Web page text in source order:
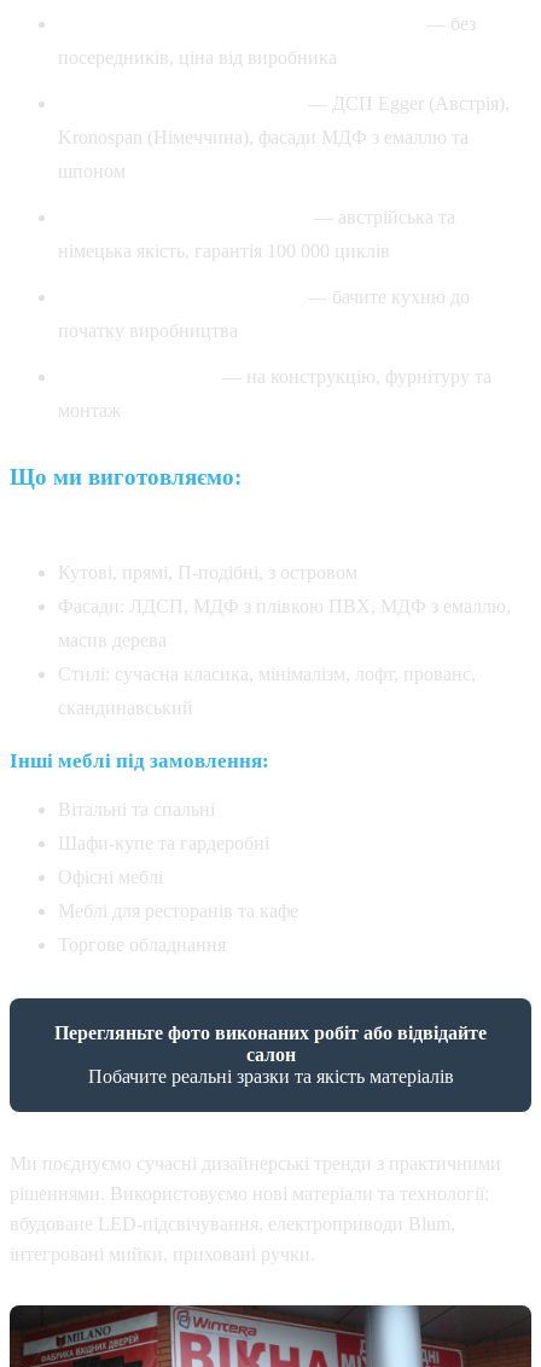
— без
посередників, ціна від виробника
— ДСП Egger (Австрія),
Kronospan (Німеччина), фасади МДФ з емаллю та
шпоном
— австрійська та
німецька якість, гарантія 100 000 циклів
— бачите кухню до
початку виробництва
— на конструкцію, фурнітуру та
монтаж
Що ми виготовляємо:
Кутові, прямі, П-подібні, з островом
Фасади: ЛДСП, МДФ з плівкою ПВХ, МДФ з емаллю,
масив дерева
Стилі: сучасна класика, мінімалізм, лофт, прованс,
скандинавський
Інші меблі під замовлення:
Вітальні та спальні
Шафи-купе та гардеробні
Офісні меблі
Меблі для ресторанів та кафе
Торгове обладнання
Перегляньте фото виконаних робіт або відвідайте
салон
Побачите реальні зразки та якість матеріалів
Ми поєднуємо сучасні дизайнерські тренди з практичними
рішеннями. Використовуємо нові матеріали та технології:
вбудоване LED-підсвічування, електроприводи Blum,
інтегровані мийки, приховані ручки.